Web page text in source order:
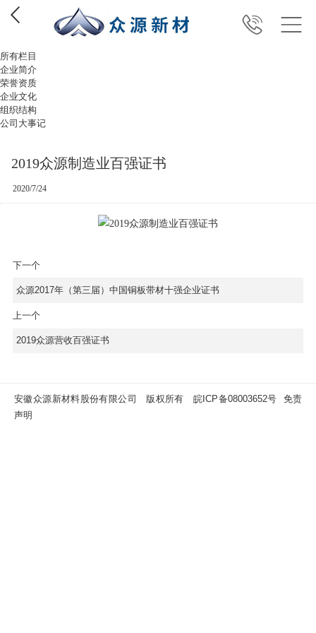
所有栏目
企业简介
荣誉资质
企业文化
组织结构
公司大事记
2019众源制造业百强证书
2020/7/24
下一个
众源2017年（第三届）中国铜板带材十强企业证书
上一个
2019众源营收百强证书
安徽众源新材料股份有限公司 版权所有 皖ICP备08003652号
免责
声明